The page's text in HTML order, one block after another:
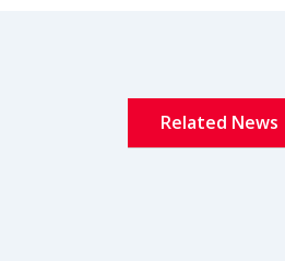
Related News